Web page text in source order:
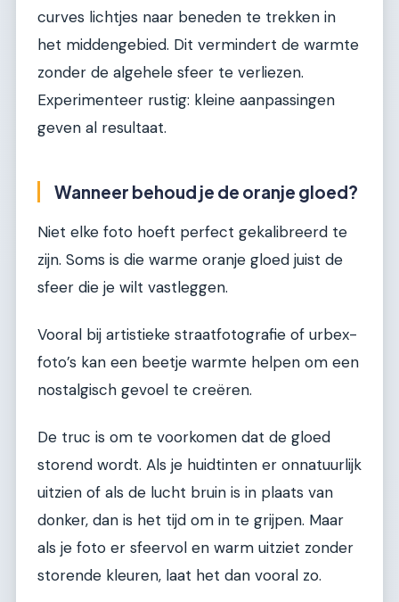
curves lichtjes naar beneden te trekken in
het middengebied. Dit vermindert de warmte
zonder de algehele sfeer te verliezen.
Experimenteer rustig: kleine aanpassingen
geven al resultaat.
Wanneer behoud je de oranje gloed?
Niet elke foto hoeft perfect gekalibreerd te
zijn. Soms is die warme oranje gloed juist de
sfeer die je wilt vastleggen.
Vooral bij artistieke straatfotografie of urbex-
foto’s kan een beetje warmte helpen om een
nostalgisch gevoel te creëren.
De truc is om te voorkomen dat de gloed
storend wordt. Als je huidtinten er onnatuurlijk
uitzien of als de lucht bruin is in plaats van
donker, dan is het tijd om in te grijpen. Maar
als je foto er sfeervol en warm uitziet zonder
storende kleuren, laat het dan vooral zo.